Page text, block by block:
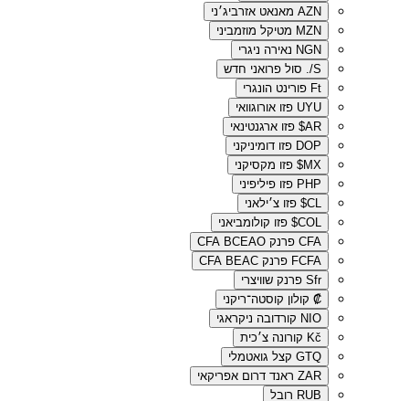
AZN מאנאט אזרביג׳ני
MZN מטיקל מוזמביני
NGN נאירה ניגרי
S/.
סול פרואני חדש
Ft פורינט הונגרי
UYU פזו אורוגוואי
AR$
פזו ארגנטינאי
DOP פזו דומיניקני
MX$
פזו מקסיקני
PHP פזו פיליפיני
CL$
פזו צ׳ילאני
COL$
פזו קולומביאני
CFA פרנק CFA BCEAO
FCFA פרנק CFA BEAC
Sfr פרנק שוויצרי
₡ קולון קוסטה־ריקני
NIO קורדובה ניקראגי
Kč קורונה צ׳כית
GTQ קצל גואטמלי
ZAR ראנד דרום אפריקאי
RUB רובל